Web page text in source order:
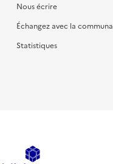
Nous écrire
Échangez avec la
Statistiques